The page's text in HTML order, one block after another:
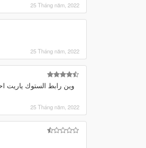
25 Tháng năm, 2022
25 Tháng năm, 2022
25 Tháng năm, 2022